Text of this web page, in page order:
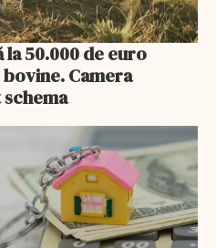
50.000 de euro
Camera